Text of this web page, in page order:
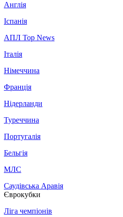
Англія
Іспанія
АПЛ Top News
Італія
Німеччина
Франція
Нідерланди
Туреччина
Португалія
Бельгія
МЛС
Саудівська Аравія
Єврокубки
Ліга чемпіонів